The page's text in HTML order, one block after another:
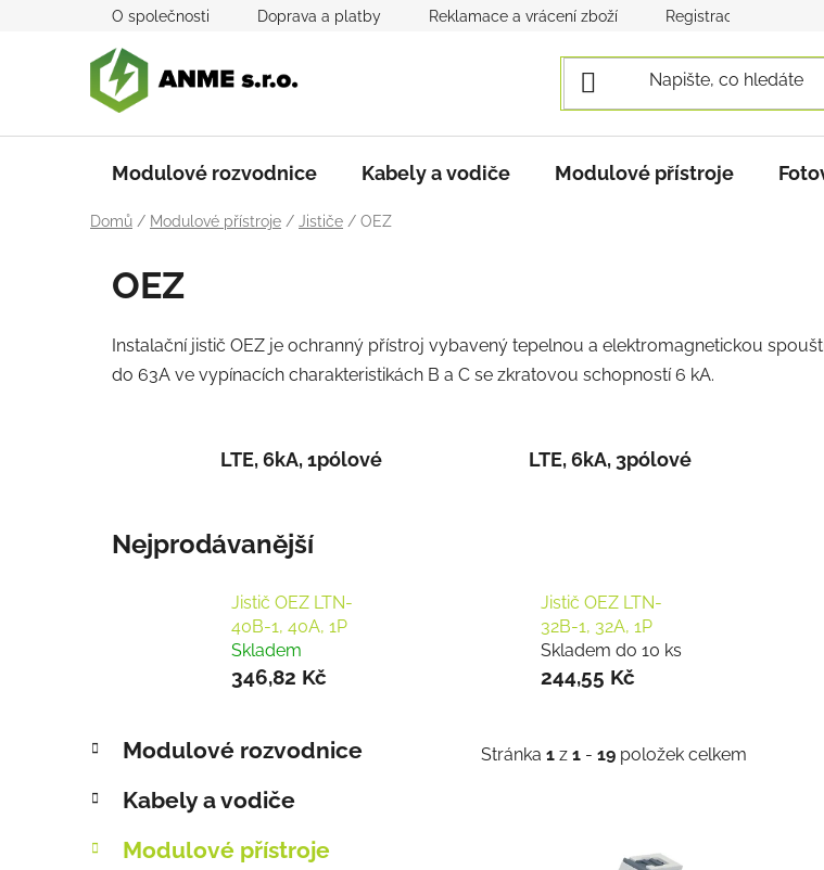
O společnosti Doprava a platby Reklamace a vrácení zboží Registrace a přihlášení
Modulové rozvodnice Kabely a vodiče Modulové přístroje
Domů / Modulové přístroje / Jističe / OEZ
OEZ
Instalační jistič OEZ je ochranný přístroj vybavený tepelnou a elektromagnetickou
do 63A ve vypínacích charakteristikách B a C se zkratovou schopností 6 kA.
LTE, 6kA, 1pólové LTE, 6kA, 3pólové
Nejprodávanější
Jistič OEZ LTN-
40B-1, 40A, 1P
Skladem
346,82 Kč
Jistič OEZ LTN-
32B-1, 32A, 1P
Skladem do 10 ks
244,55 Kč
P
s
r
Přeskočit
a
e
o
Modulové rozvodnice
Kabely a vodiče
Modulové přístroje
Stránka 1 z 1 - 19 položek celkem